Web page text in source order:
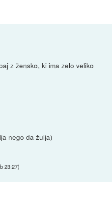
z žensko, ki ima zelo veliko
nego da žulja)
23:27)